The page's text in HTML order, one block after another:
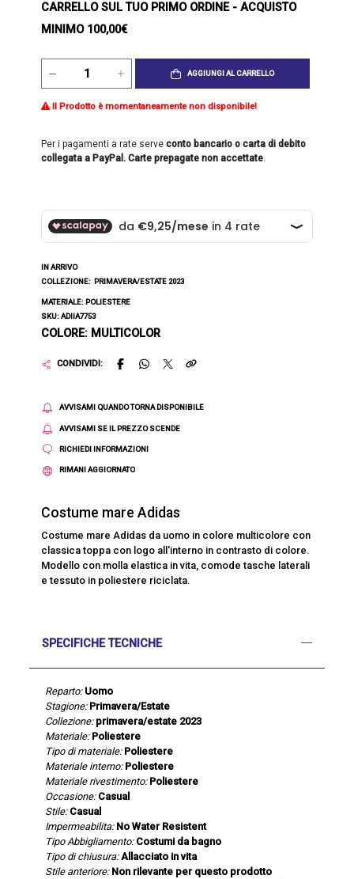
CARRELLO SUL TUO PRIMO ORDINE - ACQUISTO
MINIMO 100,00€
AGGIUNGI AL CARRELLO
Il Prodotto è momentaneamente non disponibile!
Per i pagamenti a rate serveconto bancario o carta di debito
collegata a PayPal. Carte prepagate non accettate.
IN ARRIVO
COLLEZIONE: PRIMAVERA/ESTATE 2023
MATERIALE: POLIESTERE
SKU: ADIIA7753
COLORE: MULTICOLOR
CONDIVIDI:
AVVISAMI QUANDO TORNA DISPONIBILE
AVVISAMI SE IL PREZZO SCENDE
RICHIEDI INFORMAZIONI
RIMANI AGGIORNATO
Costume mare Adidas
Costume mare Adidas da uomo in colore multicolore con
classica toppa con logo all'interno in contrasto di colore.
Modello con molla elastica in vita, comode tasche laterali
e tessuto in poliestere riciclata.
SPECIFICHE TECNICHE
Reparto: Uomo
Stagione: Primavera/Estate
Collezione: primavera/estate 2023
Materiale: Poliestere
Tipo di materiale: Poliestere
Materiale interno: Poliestere
Materiale rivestimento: Poliestere
Occasione: Casual
Stile: Casual
Impermeabilita: No Water Resistent
Tipo Abbigliamento: Costumi da bagno
Tipo di chiusura: Allacciato in vita
Stile anteriore: Non rilevante per questo prodotto